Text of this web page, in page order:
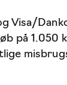
Visa/
på